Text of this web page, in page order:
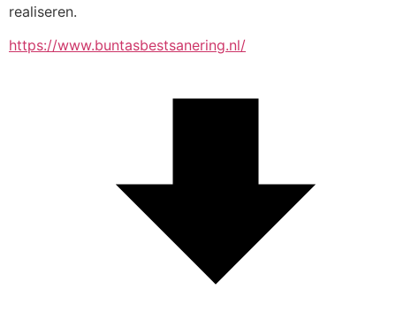
realiseren.
https://www.buntasbestsanering.nl/